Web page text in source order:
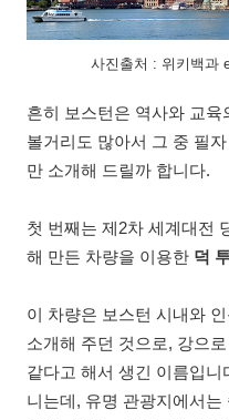
사진출처 : 위키백과
흔히 보스턴은 역사와 교
볼거리도 많아서 그 중 필
만 소개해 드릴까 합니다.
첫 번째는 제2차 세계대전
해 만든 차량을 이용한 덕
이 차량은 보스턴 시내와
소개해 주던 것으로, 강으
같다고 해서 생긴 이름입
니는데, 유명 관광지에서